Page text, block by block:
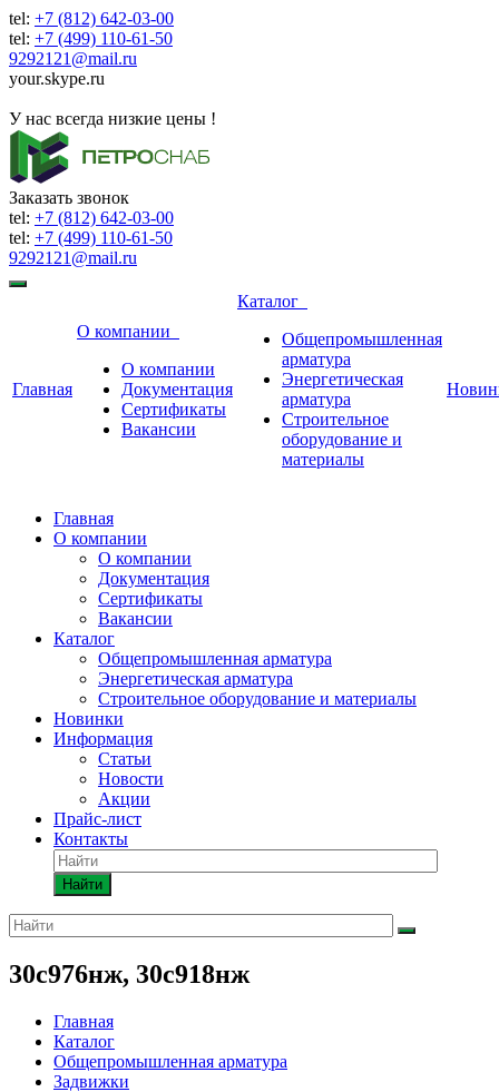
tel: +7 (812) 642-03-00
tel: +7 (499) 110-61-50
9292121@mail.ru
your.skype.ru
У нас всегда низкие цены !
Заказать звонок
tel: +7 (812) 642-03-00
tel: +7 (499) 110-61-50
9292121@mail.ru
Главная
О компании
О компании
Документация
Сертификаты
Вакансии
Каталог
Общепромышленная
арматура
Энергетическая
арматура
Строительное
оборудование и
материалы
Главная
О компании
О компании
Документация
Сертификаты
Вакансии
Каталог
Общепромышленная арматура
Энергетическая арматура
Строительное оборудование и материалы
Новинки
Информация
Статьи
Новости
Акции
Прайс-лист
Контакты
Найти
30с976нж, 30с918нж
Главная
Каталог
Общепромышленная арматура
Задвижки